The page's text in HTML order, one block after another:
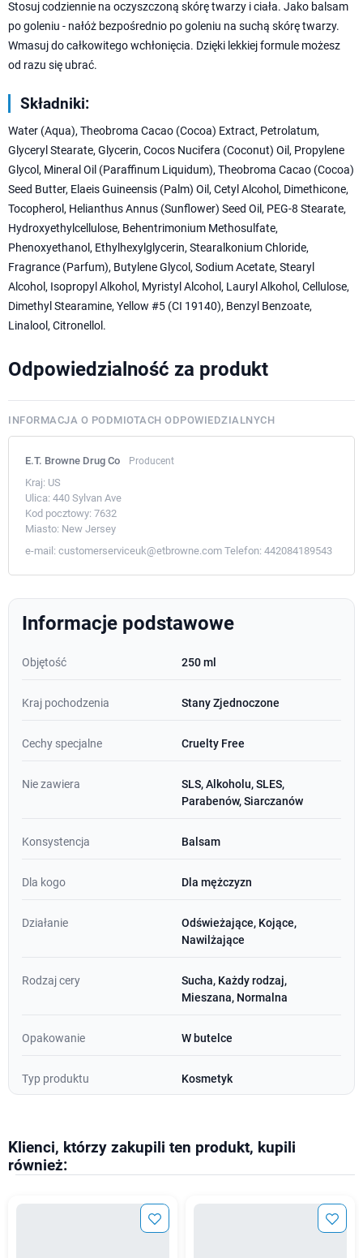
Stosuj codziennie na oczyszczoną skórę twarzy i ciała. Jako balsam
po goleniu - nałóż bezpośrednio po goleniu na suchą skórę twarzy.
Wmasuj do całkowitego wchłonięcia. Dzięki lekkiej formule możesz
od razu się ubrać.
Składniki:
Water (Aqua), Theobroma Cacao (Cocoa) Extract, Petrolatum,
Glyceryl Stearate, Glycerin, Cocos Nucifera (Coconut) Oil, Propylene
Glycol, Mineral Oil (Paraffinum Liquidum), Theobroma Cacao (Cocoa)
Seed Butter, Elaeis Guineensis (Palm) Oil, Cetyl Alcohol, Dimethicone,
Tocopherol, Helianthus Annus (Sunflower) Seed Oil, PEG-8 Stearate,
Hydroxyethylcellulose, Behentrimonium Methosulfate,
Phenoxyethanol, Ethylhexylglycerin, Stearalkonium Chloride,
Fragrance (Parfum), Butylene Glycol, Sodium Acetate, Stearyl
Alcohol, Isopropyl Alkohol, Myristyl Alcohol, Lauryl Alkohol, Cellulose,
Dimethyl Stearamine, Yellow #5 (CI 19140), Benzyl Benzoate,
Linalool, Citronellol.
Odpowiedzialność za produkt
INFORMACJA O PODMIOTACH ODPOWIEDZIALNYCH
E.T. Browne Drug Co Producent
Kraj: US
Ulica: 440 Sylvan Ave
Kod pocztowy: 7632
Miasto: New Jersey
e-mail: customerserviceuk@etbrowne.com Telefon: 442084189543
Informacje podstawowe
Objętość 250 ml
Kraj pochodzenia Stany Zjednoczone
Cechy specjalne Cruelty Free
Nie zawiera
SLS, Alkoholu, SLES,
Parabenów, Siarczanów
Konsystencja Balsam
Dla kogo Dla mężczyzn
Działanie
Odświeżające, Kojące,
Nawilżające
Rodzaj cery
Sucha, Każdy rodzaj,
Mieszana, Normalna
Opakowanie W butelce
Typ produktu Kosmetyk
Klienci, którzy zakupili ten produkt, kupili
również: